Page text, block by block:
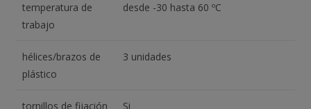
temperatura de
trabajo
desde -30 hasta 60 ºC
hélices/brazos de
plástico
3 unidades
tornillos de fijación Si